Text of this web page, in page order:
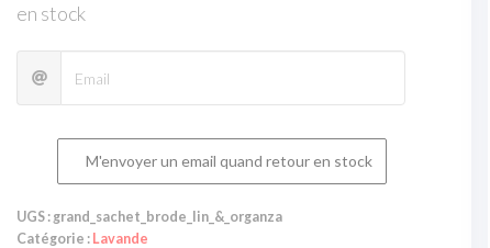
en stock
M'envoyer un email quand retour en stock
UGS : grand_sachet_brode_lin_&_organza
Catégorie : Lavande